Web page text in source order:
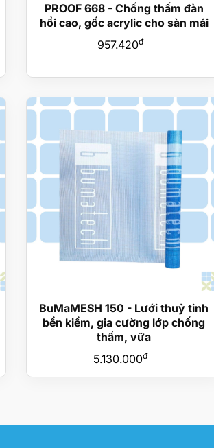
PROOF 668 - Chống thấm đàn
hồi cao, gốc acrylic cho sàn mái
957.420đ
BuMaMESH 150 - Lưới thuỷ tinh
bền kiềm, gia cường lớp chống
thấm, vữa
5.130.000đ